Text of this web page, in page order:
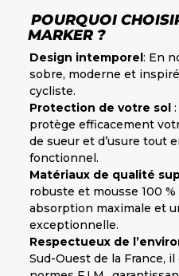
POURQUOI
MARKER ?
Design intemporel: En
sobre, moderne et
cycliste.
Protection de votre sol
protège efficacement
de sueur et d’usure tout
fonctionnel.
Matériaux de qualité
robuste et mousse 100
absorption maximale et
exceptionnelle.
Respectueux de
Sud-Ouest de la France,